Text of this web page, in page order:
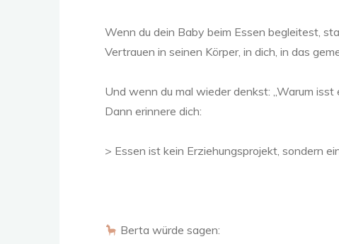
Wenn du dein Baby beim Essen begleitest,
Vertrauen in seinen Körper, in dich, in das
Und wenn du mal wieder denkst: „Warum isst
Dann erinnere dich:
> Essen ist kein Erziehungsprojekt, sondern
Berta würde sagen: